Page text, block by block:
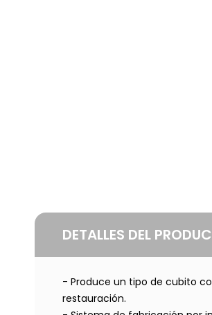
DETALLES DEL
- Produce un tipo de cubito
restauración.